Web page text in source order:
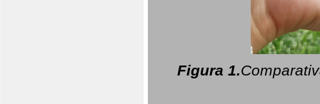
Figura 1.